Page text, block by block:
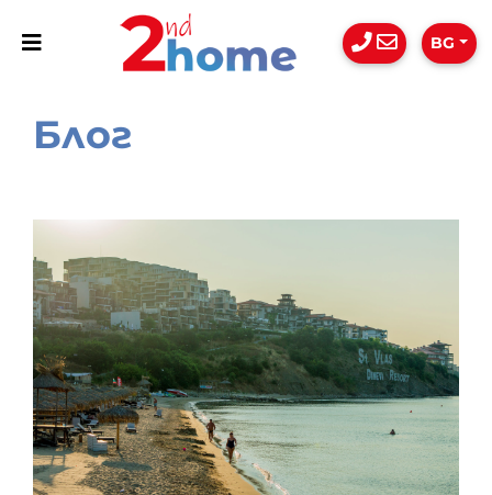
BG
Блог